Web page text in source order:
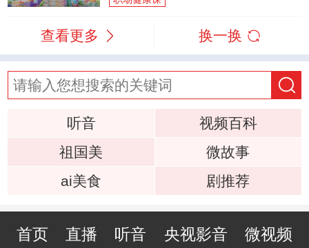
查看更多 换一换
听音
视频百科
祖国美
微故事
ai美食
剧推荐
首页 直播 听音 央视影音 微视频